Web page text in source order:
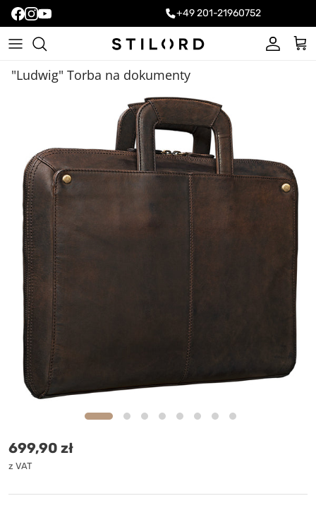
+49 201-21960752
Konto
"Ludwig" Torba na dokumenty
Cena standardowa
699,90 zł
z VAT